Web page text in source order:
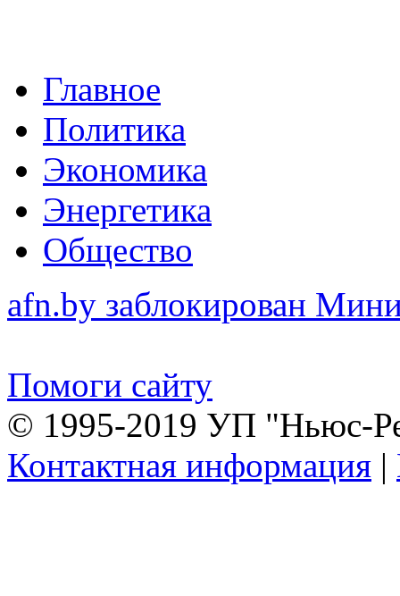
Главное
Политика
Экономика
Энергетика
Общество
afn.by заблокирован
Помоги сайту
© 1995-2019 УП "Ньюс-
Контактная информация |